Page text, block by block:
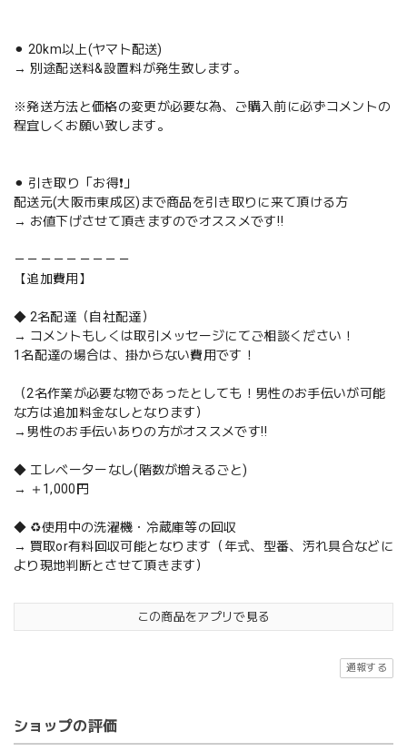
⚫︎ 20km以上(ヤマト配送)
→ 別途配送料&設置料が発生致します。
※発送方法と価格の変更が必要な為、ご購入前に必ずコメントの
程宜しくお願い致します。
⚫︎ 引き取り「お得❗️」
配送元(大阪市東成区)まで商品を引き取りに来て頂ける方
→ お値下げさせて頂きますのでオススメです‼️
－－－－－－－－－
【追加費用】
◆ 2名配達（自社配達）
→ コメントもしくは取引メッセージにてご相談ください！
1名配達の場合は、掛からない費用です！
（2名作業が必要な物であったとしても！男性のお手伝いが可能
な方は追加料金なしとなります）
→男性のお手伝いありの方がオススメです‼️
◆ エレベーターなし(階数が増えるごと)
→ ＋1,000円
◆ ♻️使用中の洗濯機・冷蔵庫等の回収
→ 買取or有料回収可能となります（年式、型番、汚れ具合などに
より現地判断とさせて頂きます）
この商品をアプリで見る
通報する
ショップの評価